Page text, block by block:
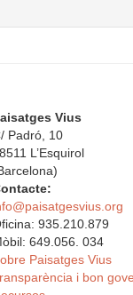
Vius
Padró, 10
L’Esquirol
935.210.879
649.056. 034
Paisatges Vius
i bon